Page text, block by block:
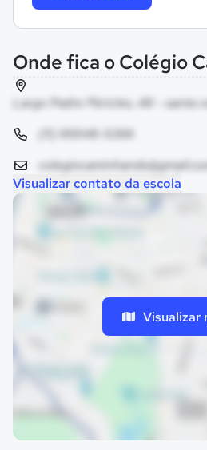
Onde fica o Colégio
Largo Padre Péricles, 48 - santa
(11) 99548-5396
Visualizar contato da escola
Visualizar